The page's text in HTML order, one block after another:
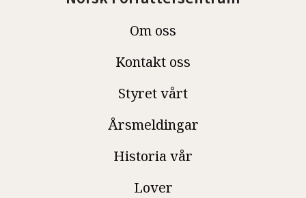
Om oss
Kontakt oss
Styret vårt
Årsmeldingar
Historia vår
Lover